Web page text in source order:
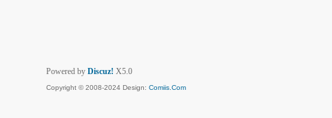
Powered by Discuz! X5.0
Copyright © 2008-2024 Design: Comiis.Com